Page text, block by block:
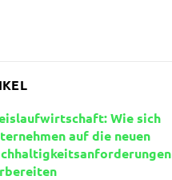
Wie sich
auf die neuen